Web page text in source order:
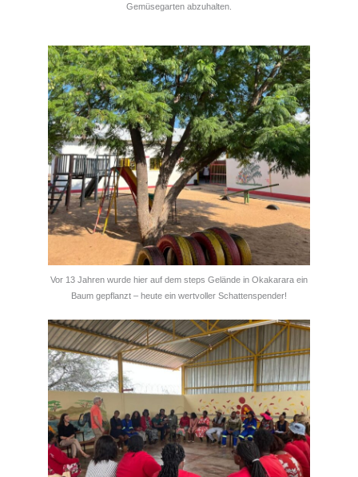
Gemüsegarten abzuhalten.
Vor 13 Jahren wurde hier auf dem steps Gelände in Okakarara ein
Baum gepflanzt – heute ein wertvoller Schattenspender!